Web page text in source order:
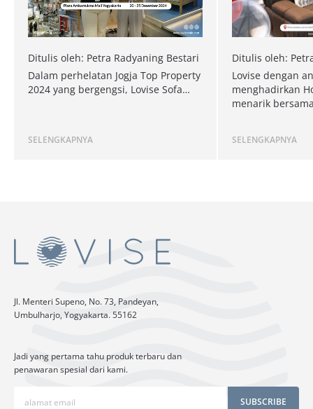
Ditulis oleh: Petra Radyaning Bestari
Dalam perhelatan Jogja Top Property
2024 yang bergengsi, Lovise Sofa…
SELENGKAPNYA
Ditulis oleh:
Lovise dengan
menghadirkan
menarik
SELENGKAPNYA
Jl. Menteri Supeno, No. 73, Pandeyan,
Umbulharjo, Yogyakarta. 55162
Jadi yang pertama tahu produk terbaru dan
penawaran spesial dari kami.
SUBSCRIBE